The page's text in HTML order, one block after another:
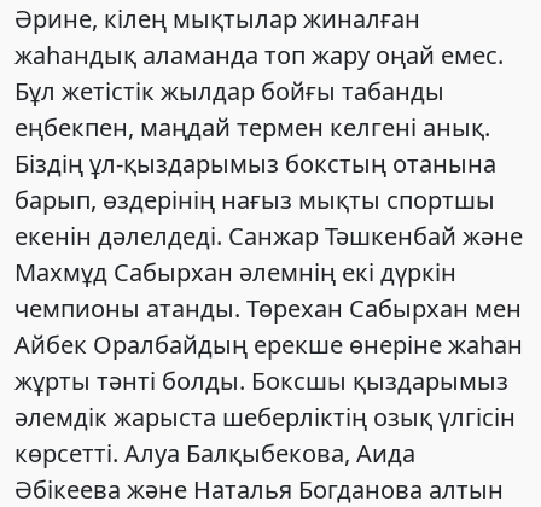
Әрине, кілең мықтылар жиналған
жаһандық аламанда топ жару оңай емес.
Бұл жетістік жылдар бойғы табанды
еңбекпен, маңдай термен келгені анық.
Біздің ұл-қыздарымыз бокстың отанына
барып, өздерінің нағыз мықты спортшы
екенін дәлелдеді. Санжар Тәшкенбай және
Махмұд Сабырхан әлемнің екі дүркін
чемпионы атанды. Төрехан Сабырхан мен
Айбек Оралбайдың ерекше өнеріне жаһан
жұрты тәнті болды. Боксшы қыздарымыз
әлемдік жарыста шеберліктің озық үлгісін
көрсетті. Алуа Балқыбекова, Аида
Әбікеева және Наталья Богданова алтын